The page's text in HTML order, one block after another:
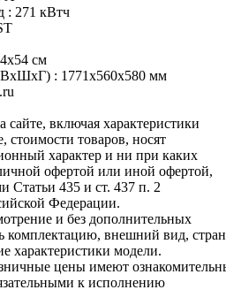
: 271 кВтч
см
: 1771x560x580 мм
сайте, включая характеристики
стоимости товаров, носят
характер и ни при каких
офертой или иной офертой,
Статьи 435 и ст. 437 п. 2
Федерации.
и без дополнительных
комплектацию, внешний вид,
характеристики модели.
цены имеют
к исполнению